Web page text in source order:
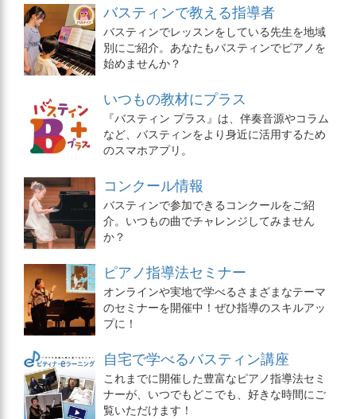
バスティンで教える指導者
バスティンでレッスンをしている先生を地域
別にご紹介。あなたもバスティンでピアノを
始めませんか？
いつもの教材にプラス
『バスティン プラス』は、伴奏音源やコラム
など、バスティンをより身近に活用するため
のスマホアプリ。
コンクール情報
バスティンで参加できるコンクールをご紹
介。いつもの曲でチャレンジしてみません
か？
ピアノ指導法セミナー
オンラインや実地で学べるさまざまなテーマ
のセミナーを開催中！ぜひ指導のスキルアッ
プに！
自宅で学べるバスティン講座
これまでに開催した豊富なピアノ指導法セミ
ナーが、いつでもどこでも、好きな時間にご
覧いただけます！